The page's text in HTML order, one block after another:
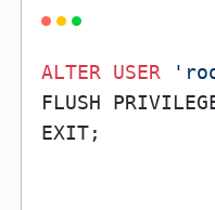
ALTER USER
FLUSH